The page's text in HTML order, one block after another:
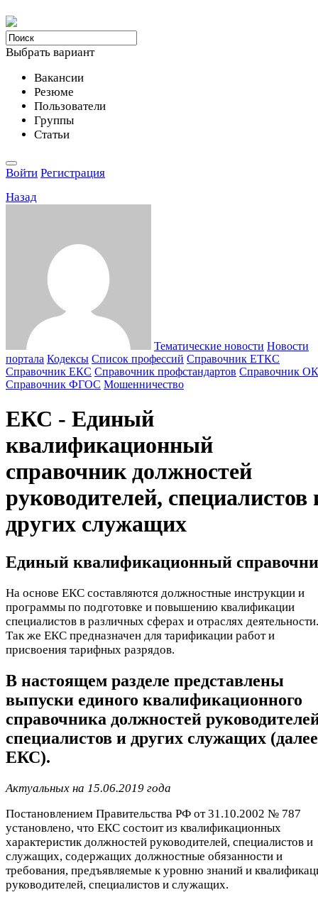
Выбрать вариант
Вакансии
Резюме
Пользователи
Группы
Статьи
Войти Регистрация
Назад
Тематические новости Новости
портала Кодексы Cписок профессий Справочник ЕТКС
Справочник ЕКС Справочник профстандартов Справочник
Справочник ФГОС Мошенничество
ЕКС - Единый
квалификационный
справочник должностей
руководителей, специалистов
других служащих
Единый квалификационный
На основе ЕКС составляются должностные инструкции и
программы по подготовке и повышению квалификации
специалистов в различных сферах и отраслях деятельности.
Так же ЕКС предназначен для тарификации работ и
присвоения тарифных разрядов.
В настоящем разделе представлены
выпуски единого квалификационного
справочника должностей
специалистов и других служащих
ЕКС).
Актуальных на 15.06.2019 года
Постановлением Правительства РФ от 31.10.2002 № 787
установлено, что ЕКС состоит из квалификационных
характеристик должностей руководителей, специалистов и
служащих, содержащих должностные обязанности и
требования, предъявляемые к уровню знаний и
руководителей, специалистов и служащих.